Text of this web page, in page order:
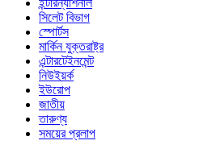
ইন্টারন্যাশনাল
সিলেট বিভাগ
স্পোর্টস
মার্কিন যুক্তরাষ্ট্র
এন্টারটেইনমেন্ট
নিউইয়র্ক
ইউরোপ
জাতীয়
তারুণ্য
সময়ের প্রলাপ